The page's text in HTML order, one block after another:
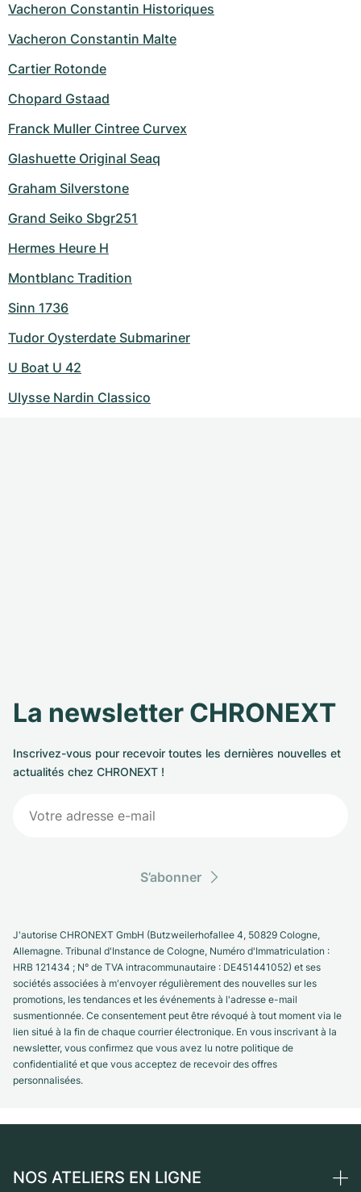
Vacheron Constantin Historiques
Vacheron Constantin Malte
Cartier Rotonde
Chopard Gstaad
Franck Muller Cintree Curvex
Glashuette Original Seaq
Graham Silverstone
Grand Seiko Sbgr251
Hermes Heure H
Montblanc Tradition
Sinn 1736
Tudor Oysterdate Submariner
U Boat U 42
Ulysse Nardin Classico
La newsletter CHRONEXT
Inscrivez-vous pour recevoir toutes les dernières nouvelles et
actualités chez CHRONEXT !
S’abonner
J'autorise CHRONEXT GmbH (Butzweilerhofallee 4, 50829 Cologne,
Allemagne. Tribunal d'Instance de Cologne, Numéro d'Immatriculation :
HRB 121434 ; N° de TVA intracommunautaire : DE451441052) et ses
sociétés associées à m'envoyer régulièrement des nouvelles sur les
promotions, les tendances et les événements à l'adresse e-mail
susmentionnée. Ce consentement peut être révoqué à tout moment via le
lien situé à la fin de chaque courrier électronique. En vous inscrivant à la
newsletter, vous confirmez que vous avez lu notre politique de
confidentialité et que vous acceptez de recevoir des offres
personnalisées.
NOS ATELIERS EN LIGNE